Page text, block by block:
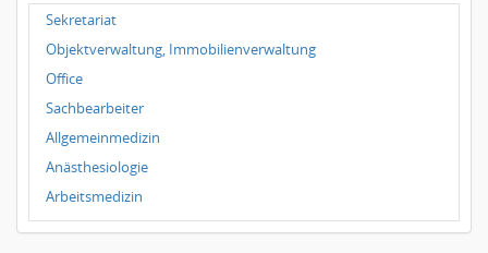
Hallbergmoos
Würzburg
Grünwald
Ulm
Bielefeld
Hannover
Duisburg
Sekretariat
Objektverwaltung, Immobilienverwaltung
Office
Sachbearbeiter
Allgemeinmedizin
Anästhesiologie
Arbeitsmedizin
Augenheilkunde